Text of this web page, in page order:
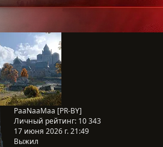
PaaNaaMaa [PR-BY]
Личный рейтинг: 10 343
17 июня 2026 г. 21:49
Выжил